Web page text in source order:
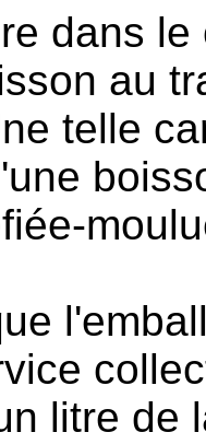
dans
au
telle
litre de